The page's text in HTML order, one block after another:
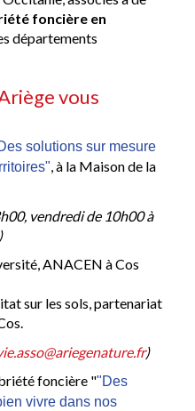
foncière en
départements
vous
solutions sur mesure
, à la Maison de la
vendredi de 10h00 à
ANACEN à Cos
sur les sols, partenariat
)
foncière ""Des
vivre dans nos